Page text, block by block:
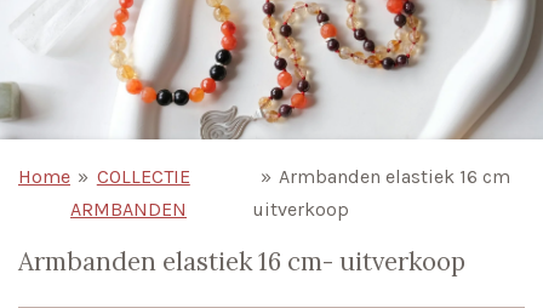
Home » COLLECTIE
ARMBANDEN
» Armbanden elastiek 16 cm
uitverkoop
Armbanden elastiek 16 cm- uitverkoop